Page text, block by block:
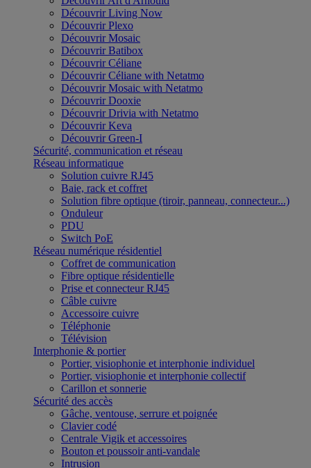
Découvrir Living Now
Découvrir Plexo
Découvrir Mosaic
Découvrir Batibox
Découvrir Céliane
Découvrir Céliane with Netatmo
Découvrir Mosaic with Netatmo
Découvrir Dooxie
Découvrir Drivia with Netatmo
Découvrir Keva
Découvrir Green-I
Sécurité, communication et réseau
Réseau informatique
Solution cuivre RJ45
Baie, rack et coffret
Solution fibre optique (tiroir, panneau, connecteur...)
Onduleur
PDU
Switch PoE
Réseau numérique résidentiel
Coffret de communication
Fibre optique résidentielle
Prise et connecteur RJ45
Câble cuivre
Accessoire cuivre
Téléphonie
Télévision
Interphonie & portier
Portier, visiophonie et interphonie individuel
Portier, visiophonie et interphonie collectif
Carillon et sonnerie
Sécurité des accès
Gâche, ventouse, serrure et poignée
Clavier codé
Centrale Vigik et accessoires
Bouton et poussoir anti-vandale
Intrusion